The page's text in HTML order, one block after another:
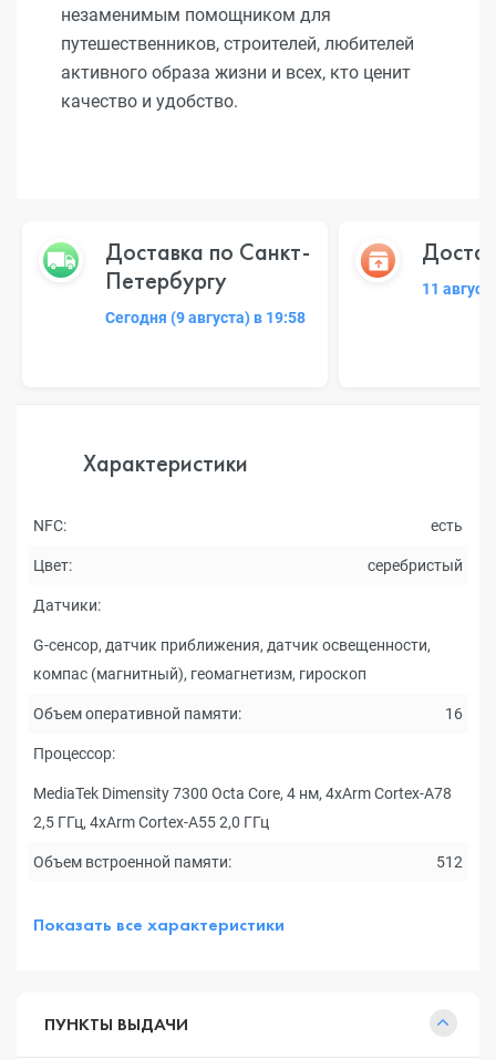
незаменимым помощником для
путешественников, строителей, любителей
активного образа жизни и всех, кто ценит
качество и удобство.
Доставка по Санкт-
Петербургу
Сегодня (9 августа) в 19:58
11
Характеристики
NFC: есть
Цвет: серебристый
Датчики:
G-сенсор, датчик приближения, датчик освещенности,
компас (магнитный), геомагнетизм, гироскоп
Объем оперативной памяти: 16
Процессор:
MediaTek Dimensity 7300 Octa Core, 4 нм, 4xArm Cortex-A78
2,5 ГГц, 4xArm Cortex-A55 2,0 ГГц
Объем встроенной памяти: 512
Показать все характеристики
ПУНКТЫ ВЫДАЧИ